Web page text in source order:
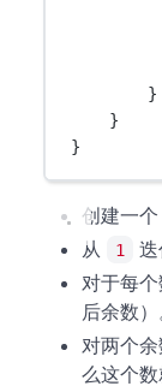
}
}
}
创建一个
从
1
对于每
后余数）
对两个
么这个数